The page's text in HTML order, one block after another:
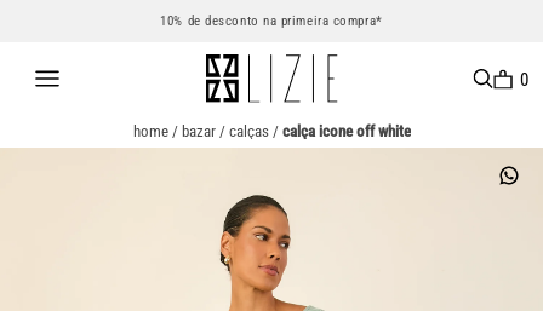
10% de desconto na primeira compra*
0
home/ bazar/ calças/ calça icone off white